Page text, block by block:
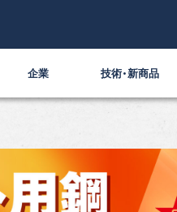
企業 技術・新商品